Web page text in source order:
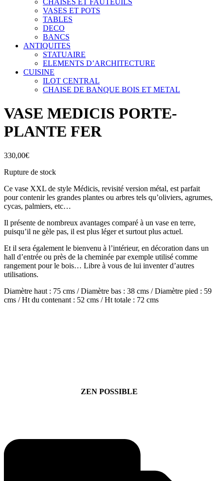
CHAISES ET FAUTEUILS
VASES ET POTS
TABLES
DECO
BANCS
ANTIQUITES
STATUAIRE
ELEMENTS D’ARCHITECTURE
CUISINE
ILOT CENTRAL
CHAISE DE BANQUE BOIS ET METAL
VASE MEDICIS PORTE-
PLANTE FER
330,00€
Rupture de stock
Ce vase XXL de style Médicis, revisité version métal, est parfait
pour contenir les grandes plantes ou arbres tels qu’oliviers, agrumes,
cycas, palmiers, etc…
Il présente de nombreux avantages comparé à un vase en terre,
puisqu’il ne gèle pas, il est plus léger et surtout plus actuel.
Et il sera également le bienvenu à l’intérieur, en décoration dans un
hall d’entrée ou près de la cheminée par exemple utilisé comme
rangement pour le bois… Libre à vous de lui inventer d’autres
utilisations.
Diamètre haut : 75 cms / Diamètre bas : 38 cms / Diamètre pied : 59
cms / Ht du contenant : 52 cms / Ht totale : 72 cms
ZEN POSSIBLE